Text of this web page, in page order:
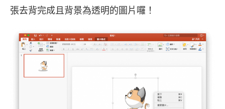
張去背完成且背景為透明的圖片囉！